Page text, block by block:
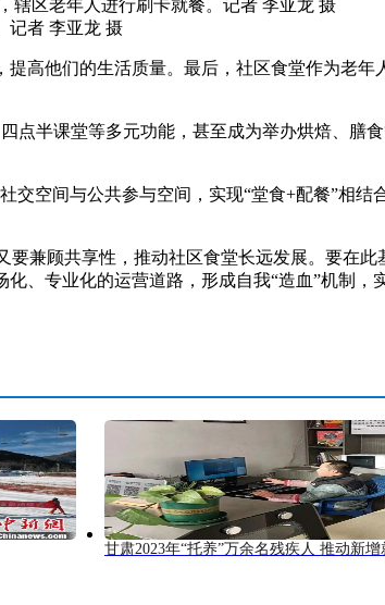
记者 李亚龙 摄
高他们的生活质量。最后，社区食堂作为老年
半课堂等多元功能，甚至成为举办烘焙、膳
空间与公共参与空间，实现“堂食+配餐”相结
兼顾共享性，推动社区食堂长远发展。要在此
、专业化的运营道路，形成自我“造血”机制，
甘肃2023年“托养”万余名残疾人 推动新增